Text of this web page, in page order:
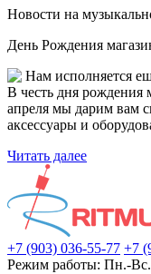
Новости на
День Рождения
Нам исполняется
В честь дня рождения
апреля мы дарим вам
аксессуары и
Читать далее
+7 (903) 036-55-77 +7
Режим работы: Пн.-Вс.